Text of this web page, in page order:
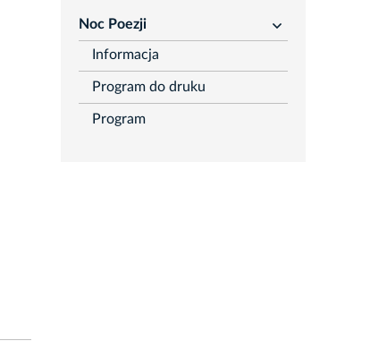
Noc Poezji
rozwiń
Informacja
Program do druku
Program